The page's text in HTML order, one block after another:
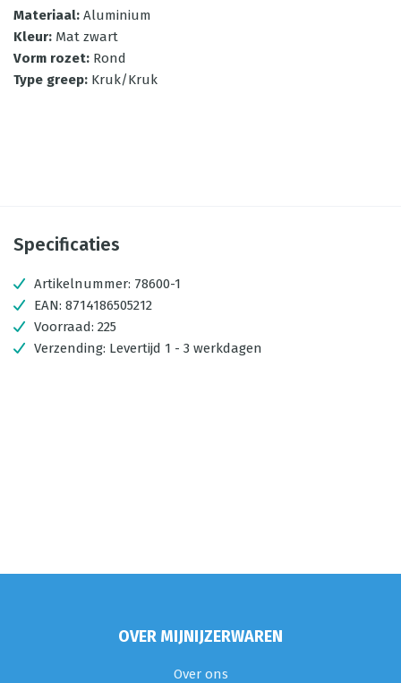
Materiaal: Aluminium
Kleur: Mat zwart
Vorm rozet: Rond
Type greep: Kruk/Kruk
Specificaties
Artikelnummer: 78600-1
EAN: 8714186505212
Voorraad: 225
Verzending: Levertijd 1 - 3 werkdagen
OVER MIJNIJZERWAREN
Over ons